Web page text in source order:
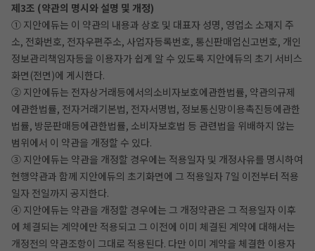
제3조 (약관의 명시와 설명 및 개정)
① 지안에듀는 이 약관의 내용과 상호 및 대표자 성명, 영업소 소재지 주
소, 전화번호, 전자우편주소, 사업자등록번호, 통신판매업신고번호, 개인
정보관리책임자등을 이용자가 쉽게 알 수 있도록 지안에듀의 초기 서비스
화면(전면)에 게시한다.
② 지안에듀는 전자상거래등에서의소비자보호에관한법률, 약관의규제
에관한법률, 전자거래기본법, 전자서명법, 정보통신망이용촉진등에관한
법률, 방문판매등에관한법률, 소비자보호법 등 관련법을 위배하지 않는
범위에서 이 약관을 개정할 수 있다.
③ 지안에듀는 약관을 개정할 경우에는 적용일자 및 개정사유를 명시하여
현행약관과 함께 지안에듀의 초기화면에 그 적용일자 7일 이전부터 적용
일자 전일까지 공지한다.
④ 지안에듀는 약관을 개정할 경우에는 그 개정약관은 그 적용일자 이후
에 체결되는 계약에만 적용되고 그 이전에 이미 체결된 계약에 대해서는
개정전의 약관조항이 그대로 적용된다. 다만 이미 계약을 체결한 이용자